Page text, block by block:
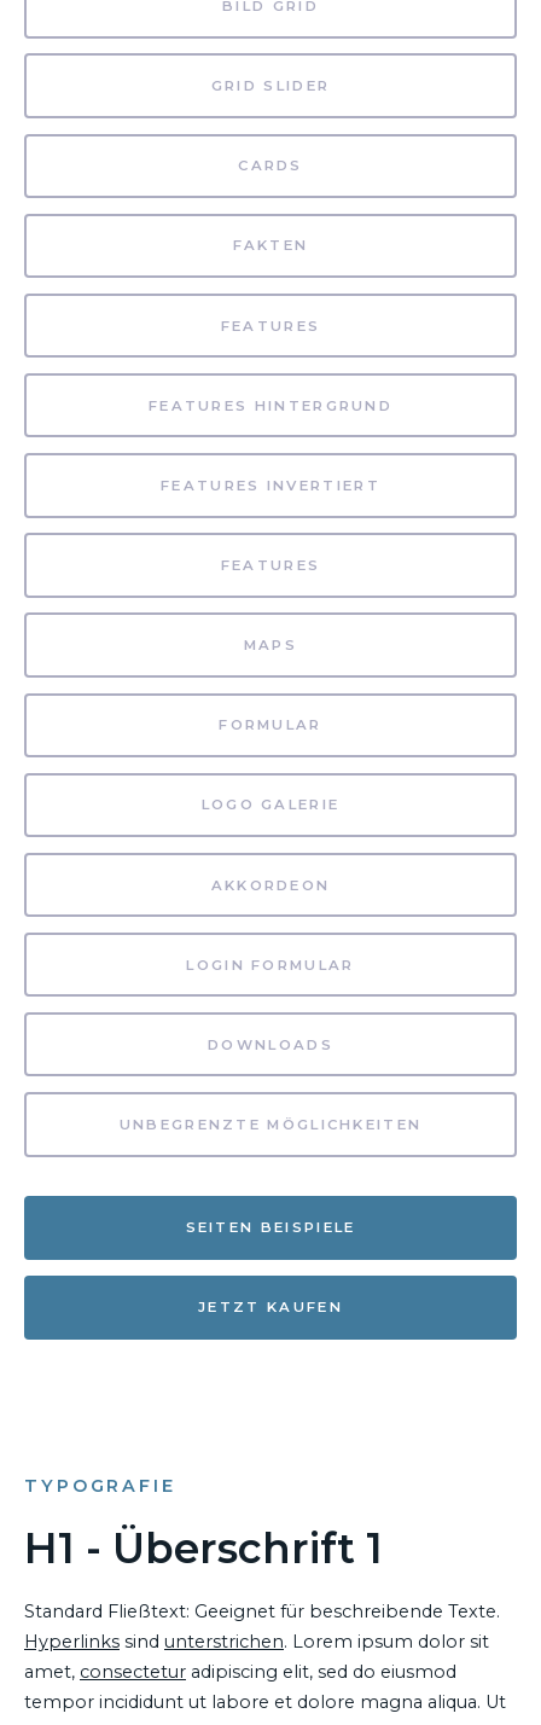
BILD GRID
GRID SLIDER
CARDS
FAKTEN
FEATURES
FEATURES HINTERGRUND
FEATURES INVERTIERT
FEATURES
MAPS
FORMULAR
LOGO GALERIE
AKKORDEON
LOGIN FORMULAR
DOWNLOADS
UNBEGRENZTE MÖGLICHKEITEN
SEITEN BEISPIELE
JETZT KAUFEN
TYPOGRAFIE
H1 - Überschrift 1
Standard Fließtext: Geeignet für beschreibende Texte.
Hyperlinks sind unterstrichen. Lorem ipsum dolor sit
amet, consectetur adipiscing elit, sed do eiusmod
tempor incididunt ut labore et dolore magna aliqua. Ut